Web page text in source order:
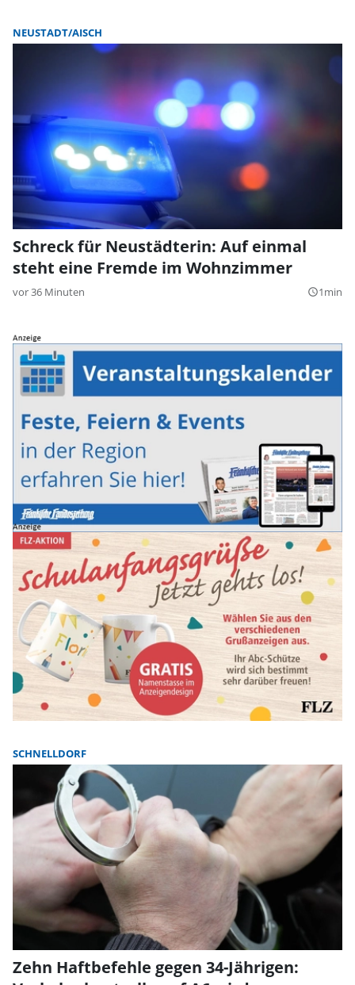
NEUSTADT/AISCH
Schreck für Neustädterin: Auf einmal
steht eine Fremde im Wohnzimmer
vor 36 Minuten query_builder1min
SCHNELLDORF
Zehn Haftbefehle gegen 34-Jährigen: